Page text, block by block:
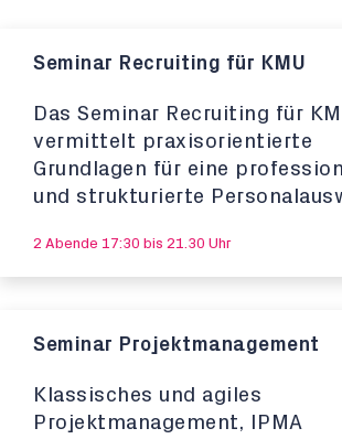
Seminar Recruiting für KMU
Das Seminar Recruiting für
vermittelt praxisorientierte
Grundlagen für eine
und strukturierte
2 Abende 17:30 bis 21.30 Uhr
Seminar Projektmanagement
Klassisches und agiles
Projektmanagement, IPMA